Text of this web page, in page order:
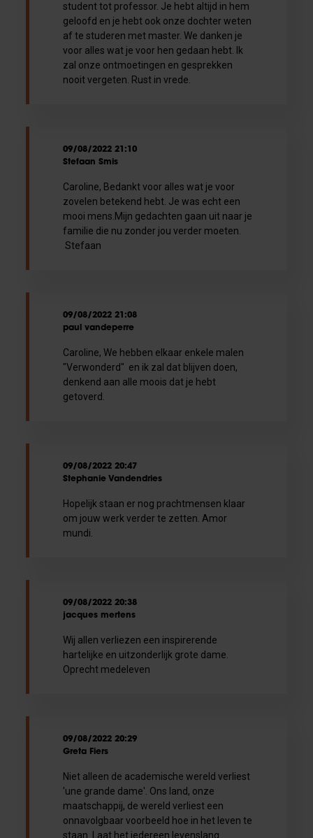
student tot professor. Je hebt altijd in hem
geloofd en je hebt ook onze dochter weten
af te studeren met master. We danken je
voor alles wat je voor hen gedaan hebt. Ik
zal onze ontmoetingen en gesprekken
nooit vergeten. Rust in vrede.
09/08/2022 21:10
Stefaan Smis
Caroline, Bedankt voor alles wat je voor
zovelen betekend hebt. Je was echt een
mooi mens.Mijn gedachten gaan uit naar je
familie die nu zonder jou verder moeten.
Stefaan
09/08/2022 21:08
paul vandeperre
Caroline, We hebben elkaar enkele malen
"Verwonderd" en ik zal dat blijven doen,
denkend aan alle moois dat je hebt
getoverd.
09/08/2022 20:47
Stephanie Vandendries
Hopelijk staan er nog prachtmensen klaar
om jouw werk verder te zetten. Amor
mundi.
09/08/2022 20:38
jacques mertens
Wij allen verliezen een inspirerende
hartelijke en uitzonderlijk grote dame.
Oprecht medeleven
09/08/2022 20:29
Greta Fiers
Niet alleen de academische wereld verliest
'une grande dame'. Ons land, onze
maatschappij, de wereld verliest een
onnavolgbaar voorbeeld hoe in het leven te
staan. Laat het iedereen levenslang